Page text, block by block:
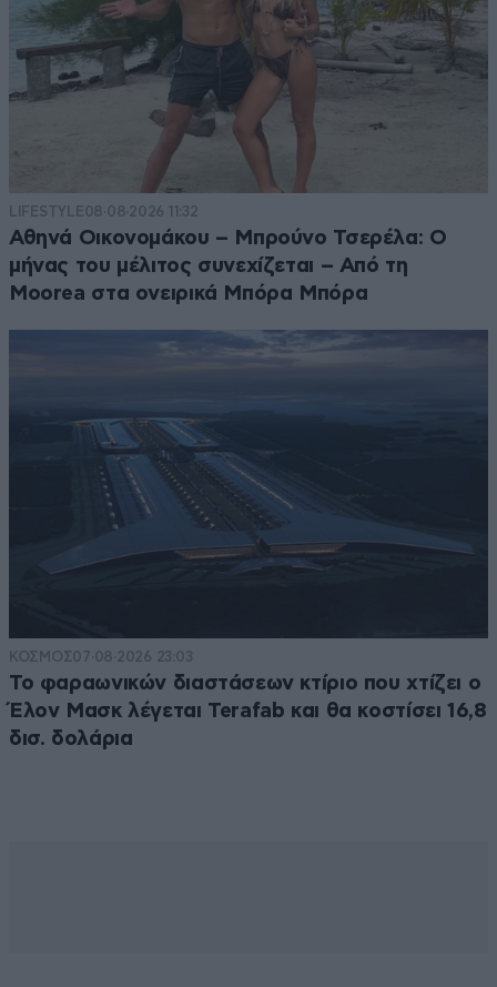
LIFESTYLE08·08·2026 11:32
Αθηνά Οικονομάκου – Μπρούνο Τσερέλα: Ο
μήνας του μέλιτος συνεχίζεται – Από τη
Moorea στα ονειρικά Μπόρα Μπόρα
ΚΟΣΜΟΣ07·08·2026 23:03
Το φαραωνικών διαστάσεων κτίριο που χτίζει ο
Έλον Μασκ λέγεται Terafab και θα κοστίσει 16,8
δισ. δολάρια